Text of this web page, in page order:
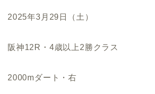
2025年3月29日（土）
阪神12R・4歳以上2勝クラス
2000mダート・右